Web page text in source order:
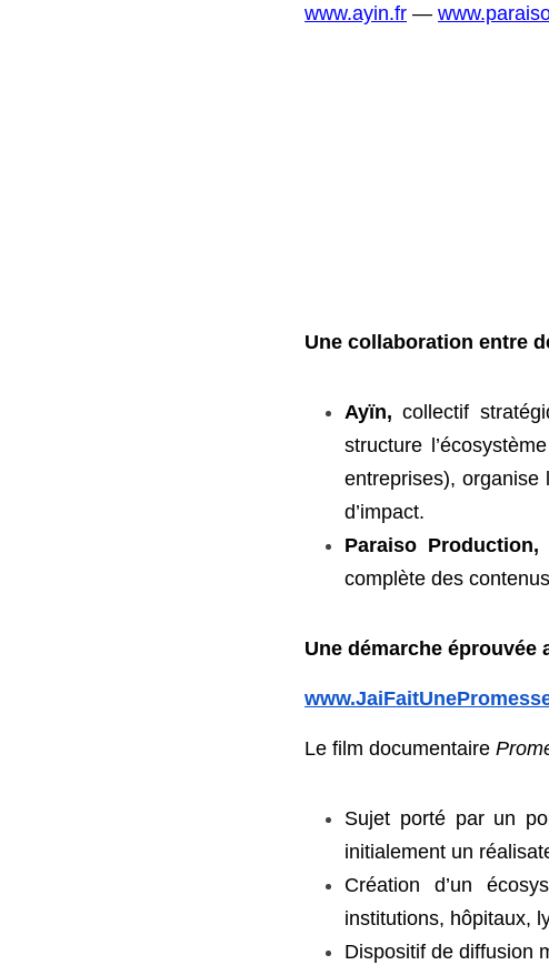
www.ayin.fr —
Une collaboration entre
Ayïn, collectif
structure
entreprises),
globale d’impact.
Paraiso Production,
complète des
Une démarche
Le film documentaire
Sujet porté par un
initialement un
Création d’un
institutions, hôpitaux,
Dispositif de diffusion